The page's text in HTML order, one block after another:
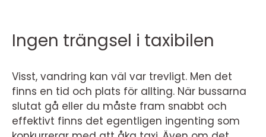
Ingen trängsel i taxibilen
Visst, vandring kan väl var trevligt. Men det
finns en tid och plats för allting. När bussarna
slutat gå eller du måste fram snabbt och
effektivt finns det egentligen ingenting som